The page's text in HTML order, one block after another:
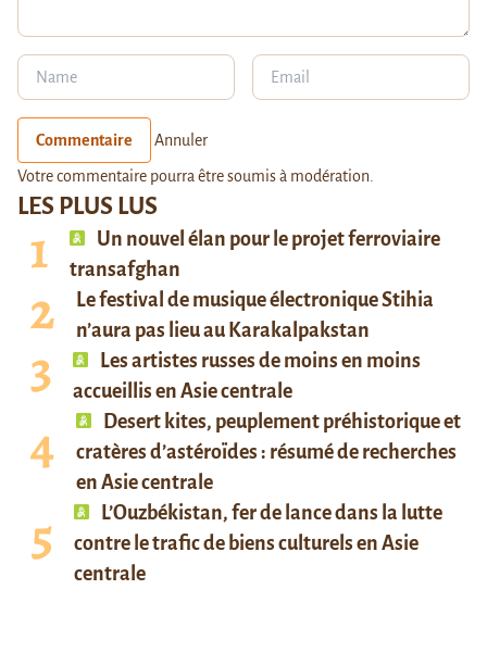
LES PLUS LUS
Un nouvel élan pour le projet ferroviaire
transafghan
Le festival de musique électronique Stihia
n’aura pas lieu au Karakalpakstan
Les artistes russes de moins en moins
accueillis en Asie centrale
Desert kites, peuplement préhistorique et
cratères d’astéroïdes : résumé de recherches
en Asie centrale
L’Ouzbékistan, fer de lance dans la lutte
contre le trafic de biens culturels en Asie
centrale
Commentaire Annuler
Votre commentaire pourra être soumis à modération.